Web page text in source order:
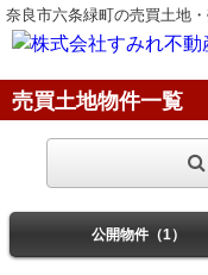
奈良市六条緑町の売買土地
売買土地物件一覧
公開物件（1）